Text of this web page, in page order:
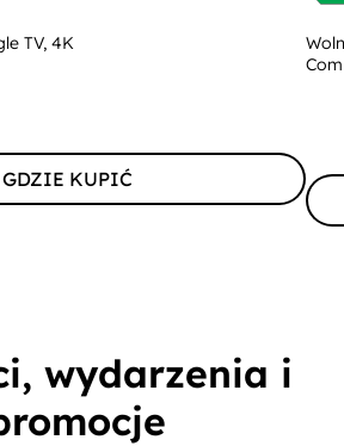
TV, 4K
GDZIE KUPIĆ
wydarzenia i